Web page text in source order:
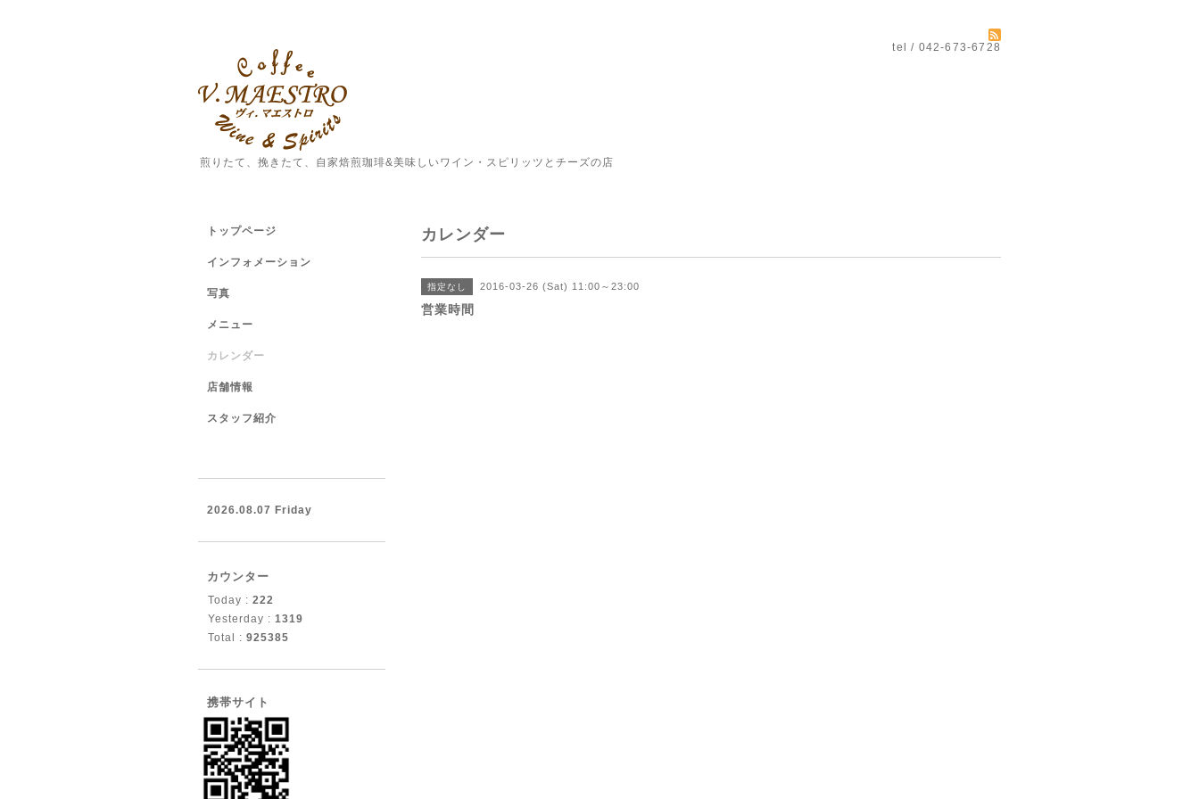
tel / 042-673-6728
煎りたて、挽きたて、自家焙煎珈琲&美味しいワイン・スピリッツとチーズの店
カレンダー
指定なし 2016-03-26 (Sat) 11:00～23:00
営業時間
トップページ
インフォメーション
写真
メニュー
カレンダー
店舗情報
スタッフ紹介
2026.08.07 Friday
カウンター
Today : 222
Yesterday : 1319
Total : 925385
携帯サイト